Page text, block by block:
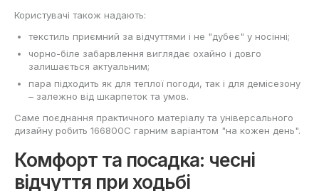
Користувачі також надають:
текстиль приємний за відчуттями і не "дубеє" у носінні;
чорно-біле забарвлення виглядає охайно і довго
залишається актуальним;
пара підходить як для теплої погоди, так і для демісезону
– залежно від шкарпеток та умов.
Саме поєднання практичного матеріалу та універсального
дизайну робить 166800C гарним варіантом "на кожен день".
Комфорт та посадка: чесні
відчуття при ходьбі